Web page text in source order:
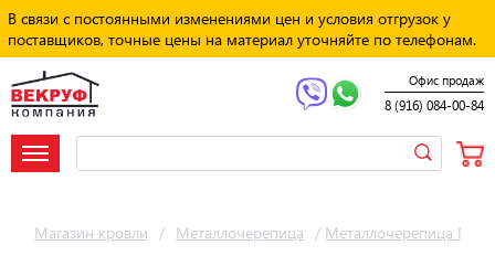
В связи с постоянными изменениями цен и условия отгрузок у
поставщиков, точные цены на материал уточняйте по телефонам.
Офис продаж
8 (916) 084-00-84
Магазин кровли / Металлочерепица / Металлочерепица